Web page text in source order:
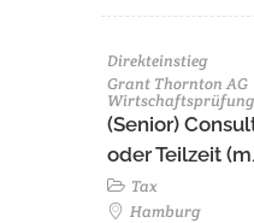
Direkteinstieg
Grant Thornton AG
(Senior)
oder Teilzeit
Tax
Hamburg